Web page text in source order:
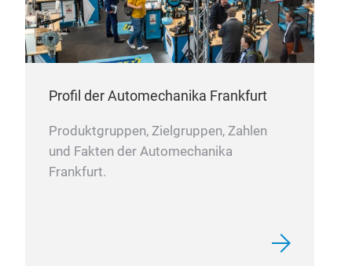
Profil der Automechanika Frankfurt
Produktgruppen, Zielgruppen, Zahlen
und Fakten der Automechanika
Frankfurt.